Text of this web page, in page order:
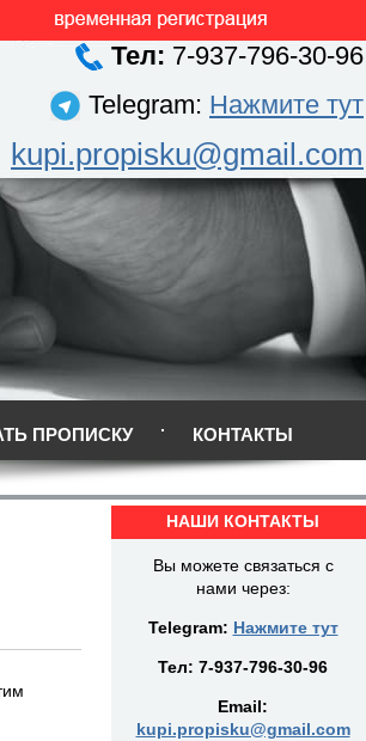
Тел: 7-937-796-30-96
Telegram: Нажмите тут
kupi.propisku@gmail.com
ПРОПИСКУ КОНТАКТЫ
НАШИ КОНТАКТЫ
Вы можете связаться с
нами через:
Telegram: Нажмите тут
Тел: 7-937-796-30-96
Email:
kupi.propisku@gmail.com